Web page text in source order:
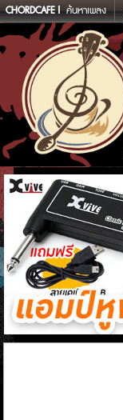
CHORDCAFE ค้นหาเพลง
แอมป์หูฟัง